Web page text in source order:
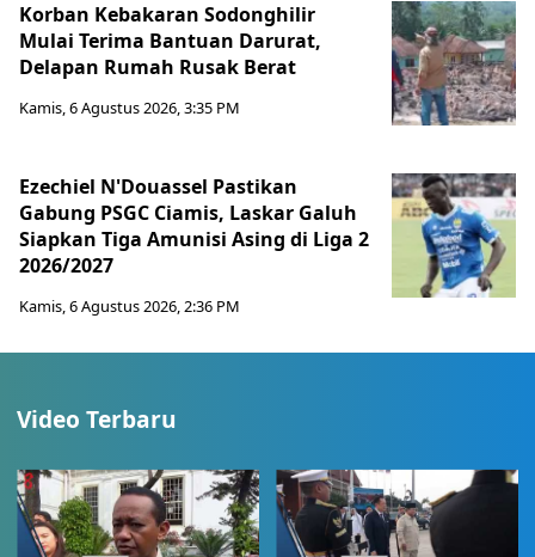
Korban Kebakaran Sodonghilir
Mulai Terima Bantuan Darurat,
Delapan Rumah Rusak Berat
Kamis, 6 Agustus 2026, 3:35 PM
Ezechiel N'Douassel Pastikan
Gabung PSGC Ciamis, Laskar Galuh
Siapkan Tiga Amunisi Asing di Liga 2
2026/2027
Kamis, 6 Agustus 2026, 2:36 PM
Video Terbaru